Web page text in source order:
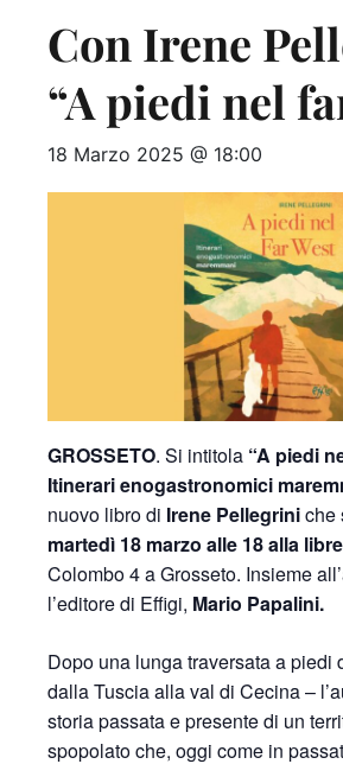
Con Irene
“A piedi nel
18 Marzo 2025 @ 18:00
GROSSETO. Si intitola “A piedi
Itinerari enogastronomici
nuovo libro di Irene Pellegriniche
martedì 18 marzo alle 18 alla
Colombo 4 a Grosseto. Insieme
l’editore di Effigi, Mario Papalini.
Dopo una lunga traversata a piedi
dalla Tuscia alla val di Cecina –
storia passata e presente di un
spopolato che, oggi come in